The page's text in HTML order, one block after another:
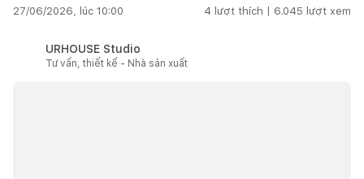
27/06/2026, lúc 10:00 4 lượt thích | 6.045 lượt xem
URHOUSE Studio
Tư vấn, thiết kế - Nhà sản xuất